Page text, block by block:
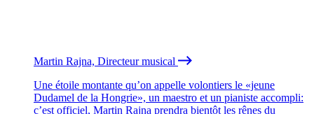
Martin Rajna, Directeur musical
Une étoile montante qu’on appelle volontiers le «jeune
Dudamel de la Hongrie», un maestro et un pianiste accompli:
c’est officiel, Martin Rajna prendra bientôt les rênes du